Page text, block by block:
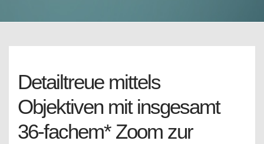
Detailtreue mittels
Objektiven mit insgesamt
36-fachem* Zoom zur